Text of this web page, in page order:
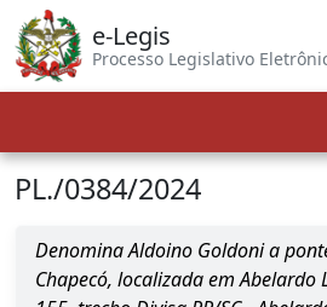
e-Legis
Processo Legislativo
PL./0384/2024
Denomina Aldoino Goldoni a
Chapecó, localizada em Abelardo